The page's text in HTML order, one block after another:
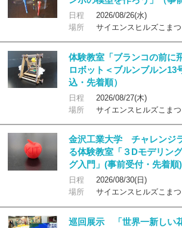
日程
2026/08/26(水)
場所
サイエンスヒルズこま
体験教室「ブランコの前に
ロボット＜ブルンブルン13
込・先着順）
日程
2026/08/27(木)
場所
サイエンスヒルズこま
金沢工業大学 チャレンジ
る体験教室「３Dモデリン
グ入門」(事前受付・先着順)
日程
2026/08/30(日)
場所
サイエンスヒルズこま
巡回展示 「世界一新しい